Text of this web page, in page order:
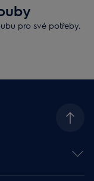
a vnitřek
voda a jejím
stačí setřít vlhkou
pro své potřeby.